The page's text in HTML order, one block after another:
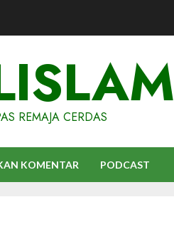
REMAJA CERDAS
KOMENTAR PODCAST